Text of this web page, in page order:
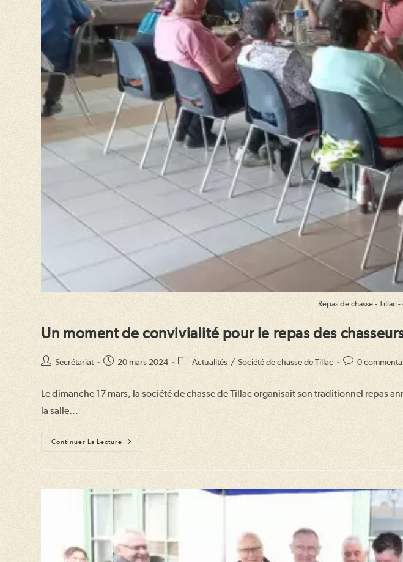
Repas de chasse - Tillac
Un moment de convivialité pour le repas des
Auteur/autrice
publication :
Secrétariat
Publication
20 mars 2024
PostActualités / Société de chasse de Tillac
Commentaires
publication :
0
Le dimanche 17 mars, la société de chasse de Tillac organisait son traditionnel repas
la salle…
Continuer La Lecture
Un
Moment
Repas